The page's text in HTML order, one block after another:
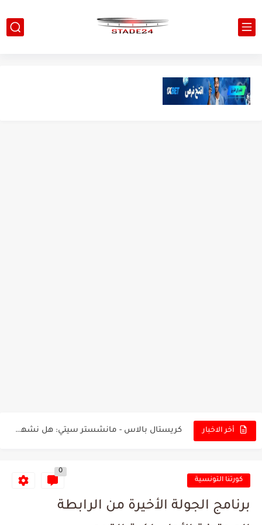
أخر الاخبار كريستال بالاس - مانشستر سيتي: هل نشهد المفاجأة في كأس...
عرض قطري يُغري ادارة النادي الإفريقي للتخلي عن موهبتها كورتنا التونسية
0
برنامج الجولة الأخيرة من الرابطة